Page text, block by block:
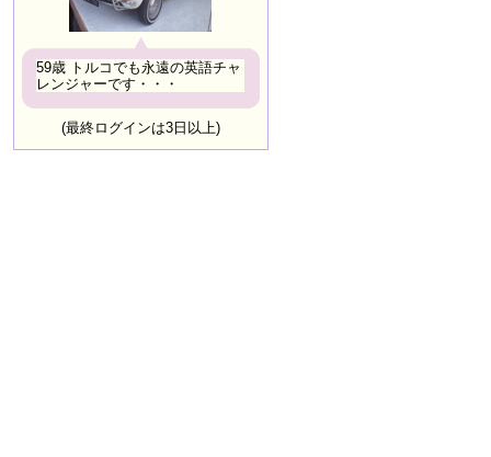
59歳 トルコでも永遠の英語チャ
レンジャーです・・・
(最終ログインは3日以上)